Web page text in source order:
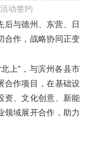
动签约
后与德州、东营、日
合作，战略协同正变
上”，与滨州各县市
合作项目，在基础设
资、文化创意、新能
领域展开合作，助力